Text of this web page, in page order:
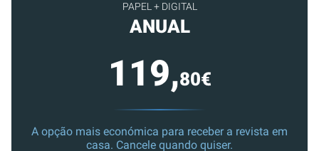
PAPEL + DIGITAL
ANUAL
119,80€
A opção mais económica para receber a revista em
casa. Cancele quando quiser.